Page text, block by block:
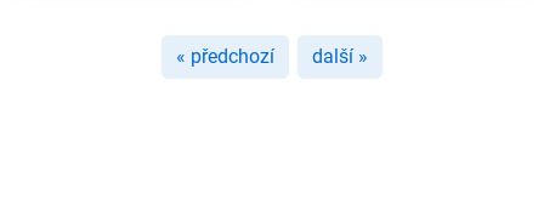
« předchozí další »